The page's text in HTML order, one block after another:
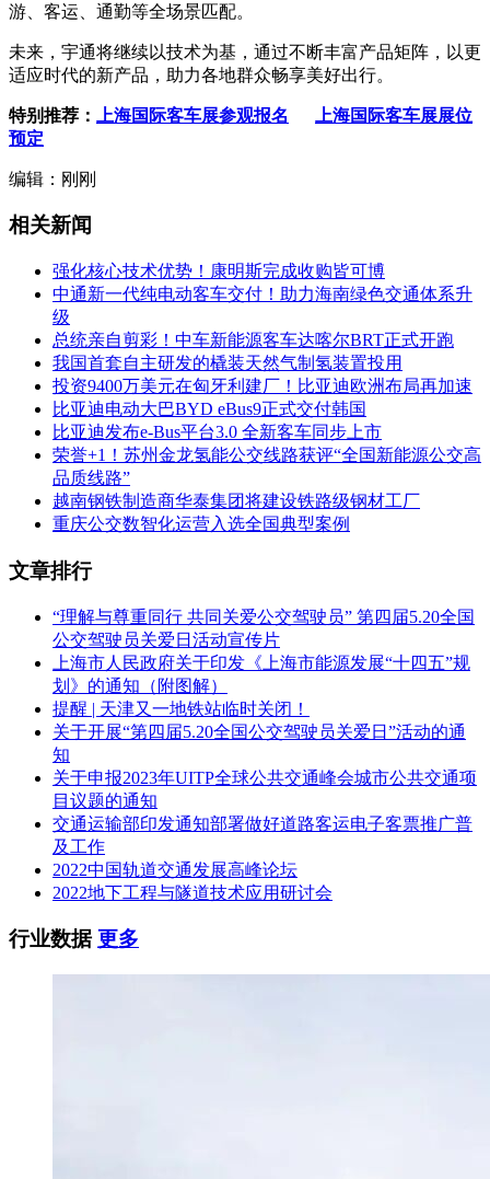
游、客运、通勤等全场景匹配。
未来，宇通将继续以技术为基，通过不断丰富产品矩阵，以更
适应时代的新产品，助力各地群众畅享美好出行。
特别推荐： 上海国际客车展参观报名
上海国际客车展展位
预定
编辑：刚刚
相关新闻
强化核心技术优势！康明斯完成收购皆可博
中通新一代纯电动客车交付！助力海南绿色交通体系升
级
总统亲自剪彩！中车新能源客车达喀尔BRT正式开跑
我国首套自主研发的橇装天然气制氢装置投用
投资9400万美元在匈牙利建厂！比亚迪欧洲布局再加速
比亚迪电动大巴BYD eBus9正式交付韩国
比亚迪发布e-Bus平台3.0 全新客车同步上市
荣誉+1！苏州金龙氢能公交线路获评“全国新能源公交高
品质线路”
越南钢铁制造商华泰集团将建设铁路级钢材工厂
重庆公交数智化运营入选全国典型案例
文章排行
“理解与尊重同行 共同关爱公交驾驶员” 第四届5.20全国
公交驾驶员关爱日活动宣传片
上海市人民政府关于印发《上海市能源发展“十四五”规
划》的通知（附图解）
提醒 | 天津又一地铁站临时关闭！
关于开展“第四届5.20全国公交驾驶员关爱日”活动的通
知
关于申报2023年UITP全球公共交通峰会城市公共交通项
目议题的通知
交通运输部印发通知部署做好道路客运电子客票推广普
及工作
2022中国轨道交通发展高峰论坛
2022地下工程与隧道技术应用研讨会
行业数据更多